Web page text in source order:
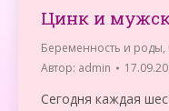
Цинк и
Беременность и роды,
Автор: admin
Сегодня каждая